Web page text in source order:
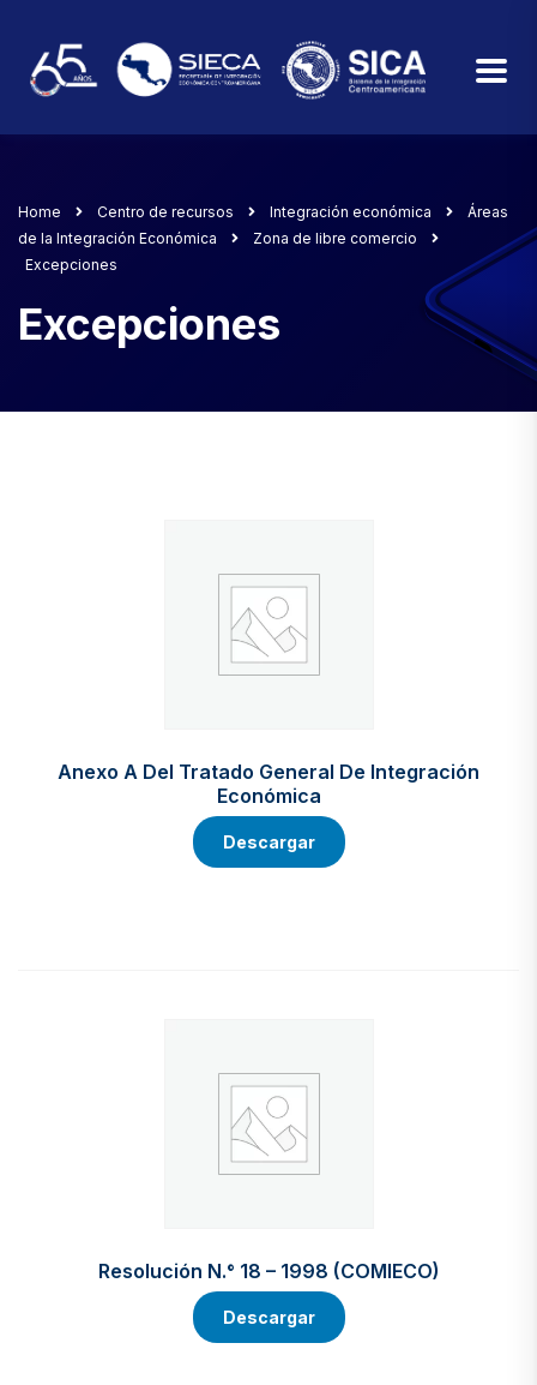
Home Centro de recursos Integración económica
Áreas
de la Integración Económica
Zona de libre comercio
Excepciones
Excepciones
Anexo A Del Tratado General De Integración
Económica
Descargar
Resolución N.° 18 – 1998 (COMIECO)
Descargar